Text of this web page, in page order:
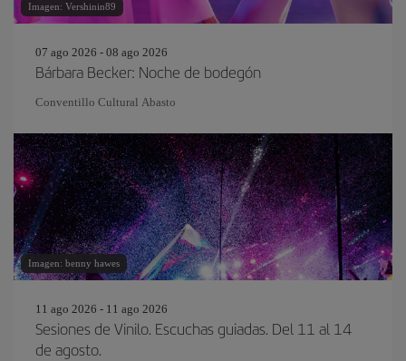
Imagen: Vershinin89
07 ago 2026 - 08 ago 2026
Bárbara Becker: Noche de bodegón
Conventillo Cultural Abasto
Imagen: benny hawes
11 ago 2026 - 11 ago 2026
Sesiones de Vinilo. Escuchas guiadas. Del 11 al 14
de agosto.